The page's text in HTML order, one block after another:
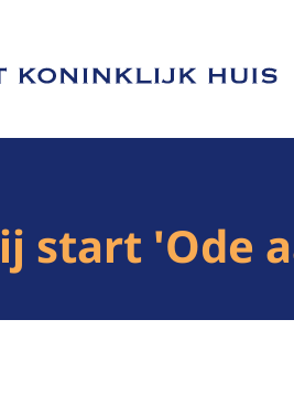
Het Koninklijk Huis
start 'Ode